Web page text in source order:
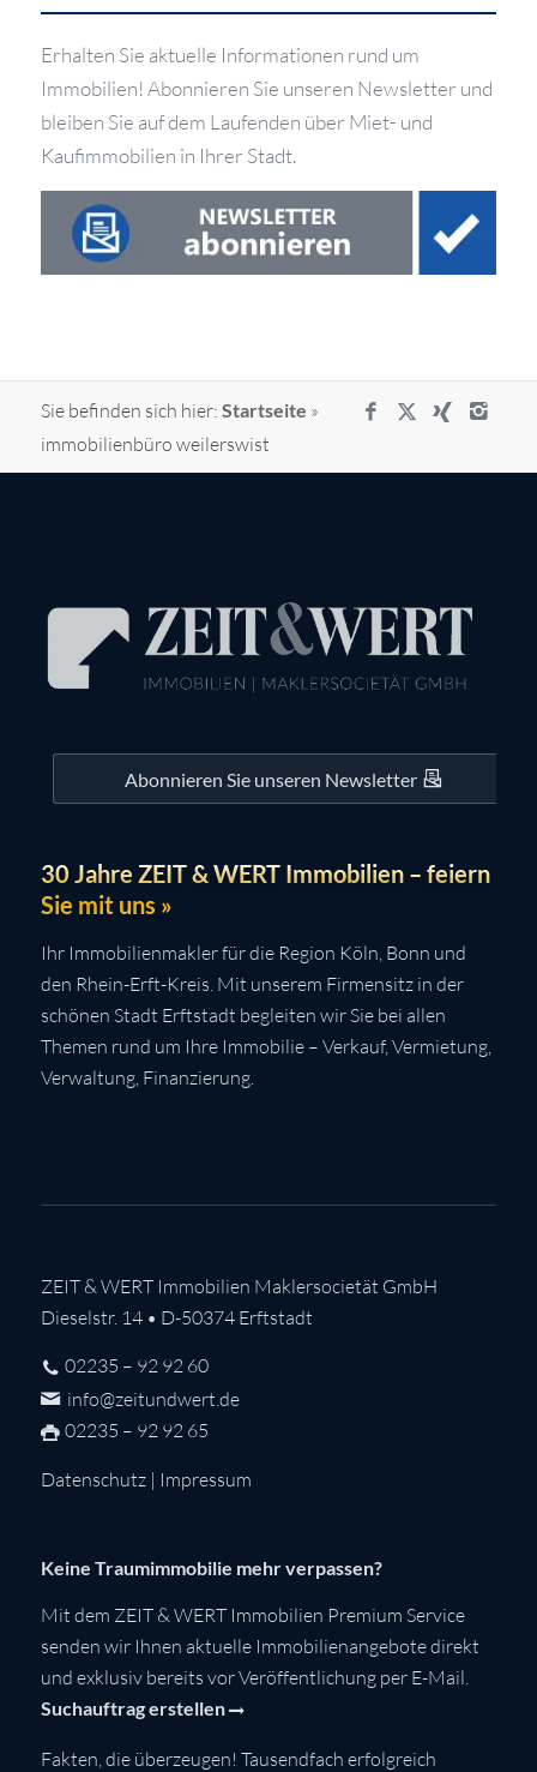
Erhalten Sie aktuelle Informationen rund um
Immobilien! Abonnieren Sie unseren Newsletter und
bleiben Sie auf dem Laufenden über Miet- und
Kaufimmobilien in Ihrer Stadt.
Sie befinden sich hier: Startseite »
immobilienbüro weilerswist
Abonnieren Sie unseren Newsletter
30 Jahre ZEIT & WERT Immobilien – feiern
Sie mit uns »
Ihr Immobilienmakler für die Region Köln, Bonn und
den Rhein-Erft-Kreis. Mit unserem Firmensitz in der
schönen Stadt Erftstadt begleiten wir Sie bei allen
Themen rund um Ihre Immobilie – Verkauf, Vermietung,
Verwaltung, Finanzierung.
ZEIT & WERT Immobilien Maklersocietät GmbH
Dieselstr. 14 • D-50374 Erftstadt
02235 – 92 92 60
info@zeitundwert.de
02235 – 92 92 65
Datenschutz| Impressum
Keine Traumimmobilie mehr verpassen?
Mit dem ZEIT & WERT Immobilien Premium Service
senden wir Ihnen aktuelle Immobilienangebote direkt
und exklusiv bereits vor Veröffentlichung per E-Mail.
Suchauftrag erstellen
Fakten, die überzeugen! Tausendfach erfolgreich